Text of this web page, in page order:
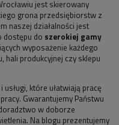
jest skierowany
grona przedsiębiorstw z
naszej działalności jest
dostępu do szerokiej gamy
wyposażenie każdego
hali produkcyjnej czy sklepu
które ułatwiają pracę
Gwarantujemy Państwu
w doborze
Na blogu prezentujemy